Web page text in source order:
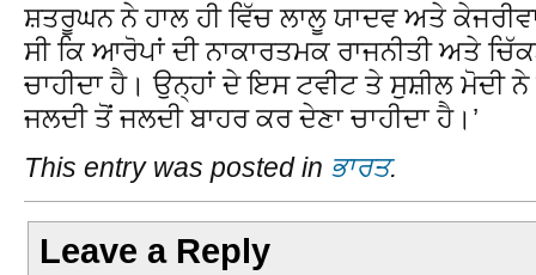
ਸ਼ਤਰੂਘਨ ਨੇ ਹਾਲ ਹੀ ਵਿੱਚ ਲਾਲੂ ਯਾਦਵ ਅਤੇ
ਸੀ ਕਿ ਆਰੋਪਾਂ ਦੀ ਨਾਕਾਰਤਮਕ ਰਾਜਨੀਤੀ ਅਤੇ
ਚਾਹੀਦਾ ਹੈ। ਉਨ੍ਹਾਂ ਦੇ ਇਸ ਟਵੀਟ ਤੇ ਸੁਸ਼ੀਲ ਮੋਦੀ ਨੇ
ਜਲਦੀ ਤੋਂ ਜਲਦੀ ਬਾਹਰ ਕਰ ਦੇਣਾ ਚਾਹੀਦਾ ਹੈ।’
This entry was posted in ਭਾਰਤ.
Leave a Reply